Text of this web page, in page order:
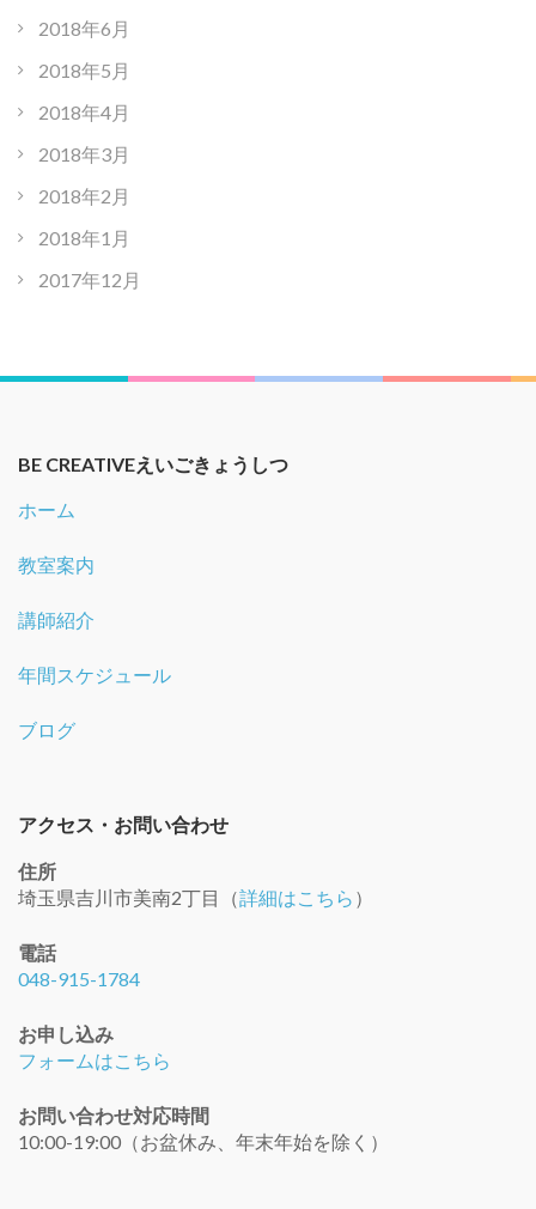
2018年6月
2018年5月
2018年4月
2018年3月
2018年2月
2018年1月
2017年12月
BE CREATIVEえいごきょうしつ
ホーム
教室案内
講師紹介
年間スケジュール
ブログ
アクセス・お問い合わせ
住所
埼玉県吉川市美南2丁目（詳細はこちら ）
電話
048-915-1784
お申し込み
フォームはこちら
お問い合わせ対応時間
10:00-19:00（お盆休み、年末年始を除く）